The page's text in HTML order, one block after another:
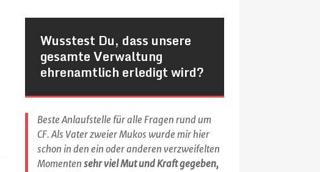
Wusstest Du, dass unsere
gesamte Verwaltung
ehrenamtlich erledigt wird?
Beste Anlaufstelle für alle Fragen rund um
CF. Als Vater zweier Mukos wurde mir hier
schon in den ein oder anderen verzweifelten
Momenten sehr viel Mut und Kraft gegeben,